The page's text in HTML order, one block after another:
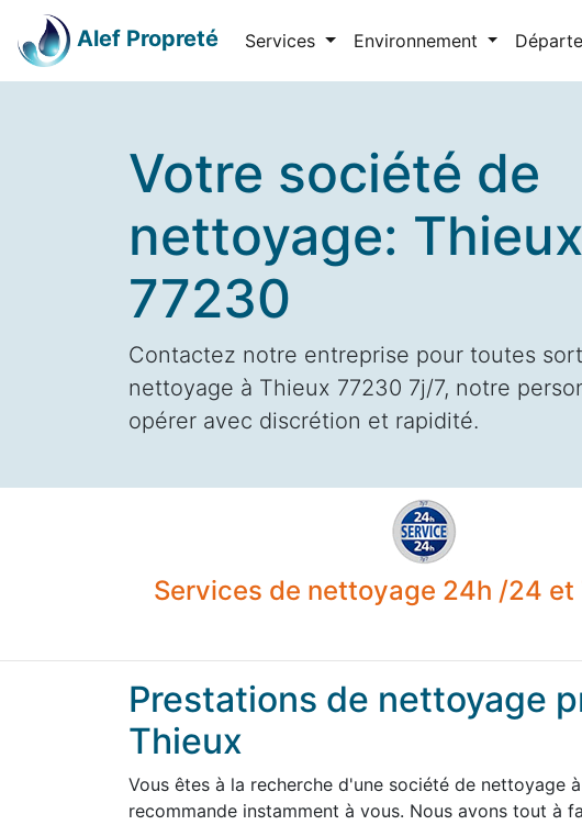
Alef Propreté Services Environnement
Votre société de
nettoyage: Thieux
77230
Contactez notre entreprise pour toutes
nettoyage à Thieux 77230 7j/7, notre
opérer avec discrétion et rapidité.
Services de nettoyage 24h /24 et
Prestations de nettoyage
Thieux
Vous êtes à la recherche d'une société de nettoyage
recommande instamment à vous. Nous avons tout à